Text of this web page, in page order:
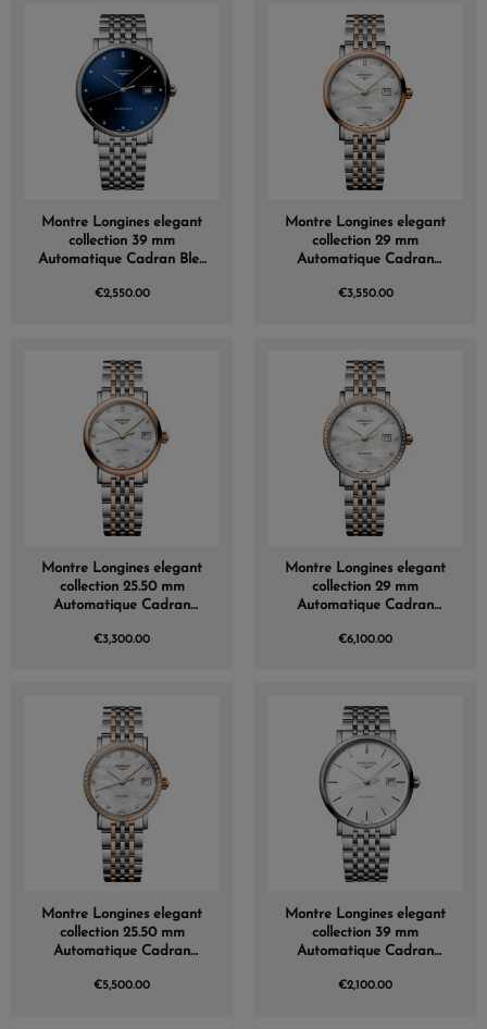
Montre Longines elegant
collection 39 mm
Automatique Cadran Bleu
€2,550.00
Montre Longines elegant
collection 29 mm
Automatique Cadran
acier
€3,550.00
Montre Longines elegant
collection 25.50 mm
Automatique Cadran
acier
€3,300.00
Montre Longines elegant
collection 29 mm
Automatique Cadran
acier
€6,100.00
Montre Longines elegant
collection 25.50 mm
Automatique Cadran
acier
€5,500.00
Montre Longines elegant
collection 39 mm
Automatique Cadran
€2,100.00